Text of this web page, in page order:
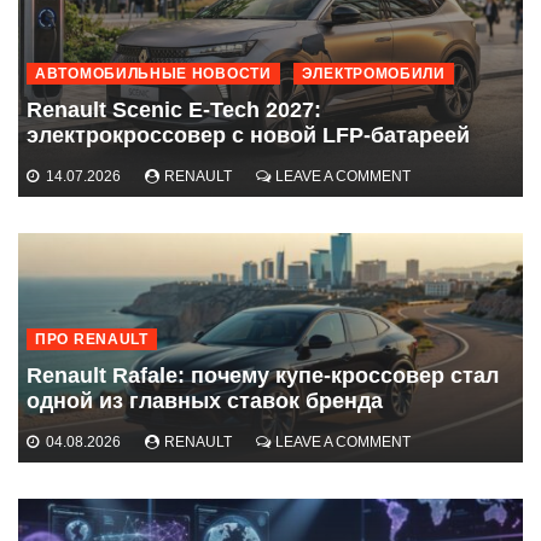
ПРО RENAULT
Renault Rafale: почему купе-кроссовер стал
одной из главных ставок бренда
04.08.2026 RENAULT LEAVE A COMMENTON
RENAULT
ПОЧЕМУ
КУПЕ-
АВТОМОБИЛЬНЫЕ НОВОСТИ ЭЛЕКТРОМОБИЛИ
Renault Scenic E-Tech 2027:
электрокроссовер с новой LFP-батареей
14.07.2026 RENAULT LEAVE A COMMENTON
RENAULT
TECH
2027:
С
НОВОЙ
LFP-
БАТАРЕЕЙ